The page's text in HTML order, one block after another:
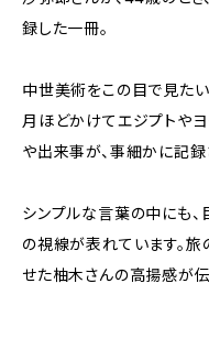
録した一冊。
中世美術をこの目で見た
月ほどかけてエジプトや
や出来事が、事細かに記録
シンプルな言葉の中にも
の視線が表れています。
せた柚木さんの高揚感が伝